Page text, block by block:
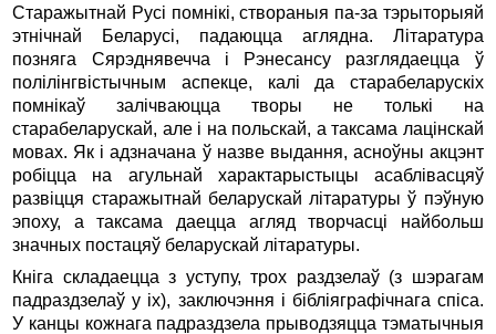
Старажытнай Русі помнікі, створаныя па-за тэрыторыяй
этнічнай Беларусі, падаюцца аглядна. Літаратура
позняга Сярэднявечча і Рэнесансу разглядаецца ў
полілінгвістычным аспекце, калі да старабеларускіх
помнікаў залічваюцца творы не толькі на
старабеларускай, але і на польскай, а таксама лацінскай
мовах. Як і адзначана ў назве выдання, асноўны акцэнт
робіцца на агульнай характарыстыцы асаблівасцяў
развіцця старажытнай беларускай літаратуры ў пэўную
эпоху, а таксама даецца агляд творчасці найбольш
значных постацяў беларускай літаратуры.
Кніга складаецца з уступу, трох раздзелаў (з шэрагам
падраздзелаў у іх), заключэння і бібліяграфічнага спіса.
У канцы кожнага падраздзела прыводзяцца тэматычныя